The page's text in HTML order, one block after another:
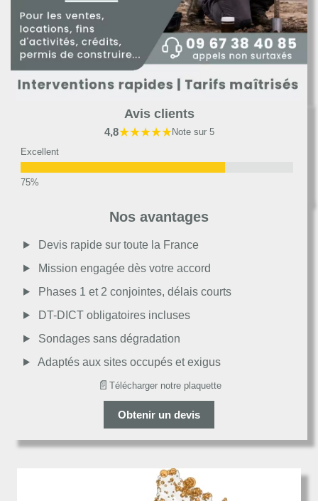
Avis clients
4,8★★★★★Note sur 5
Excellent
Moyen
Passable
Décevant
Nos avantages
Devis rapide sur toute la France
Mission engagée dès votre accord
Phases 1 et 2 conjointes, délais courts
DT-DICT obligatoires incluses
Sondages sans dégradation
Adaptés aux sites occupés et exigus
📄 Télécharger notre plaquette
Obtenir un devis